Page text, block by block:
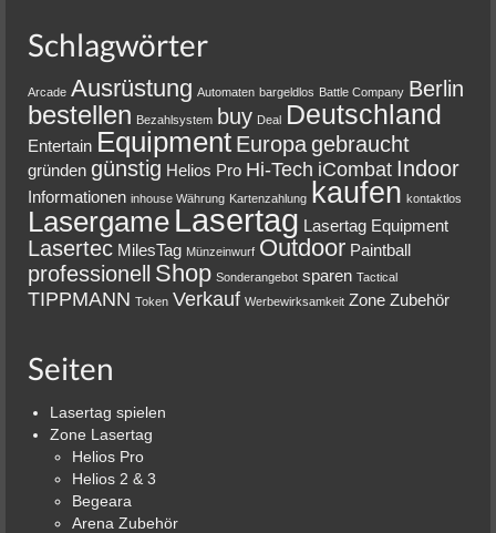
Schlagwörter
Arcade Ausrüstung Automaten bargeldlos Battle Company Berlin
bestellen Bezahlsystem buy Deal Deutschland
Entertain Equipment Europagebraucht
gründen günstig Helios Pro Hi-Tech iCombat Indoor
Informationen inhouse Währung Kartenzahlung kaufen kontaktlos
Lasergame Lasertag Lasertag Equipment
Lasertec MilesTag Münzeinwurf Outdoor Paintball
professionell Shop Sonderangebot sparen Tactical
TIPPMANN Token Verkauf Werbewirksamkeit Zone Zubehör
Seiten
Lasertag spielen
Zone Lasertag
Helios Pro
Helios 2 & 3
Begeara
Arena Zubehör